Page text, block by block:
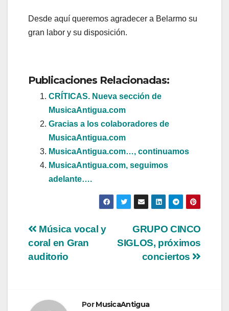
Desde aquí queremos agradecer a Belarmo su
gran labor y su disposición.
Publicaciones Relacionadas:
CRÍTICAS. Nueva sección de
MusicaAntigua.com
Gracias a los colaboradores de
MusicaAntigua.com
MusicaAntigua.com…, continuamos
MusicaAntigua.com, seguimos
adelante….
Navegación
de
GRUPO CINCO
SIGLOS, próximos
conciertos
Música vocal y
coral en Gran
auditorio
PorMusicaAntigua